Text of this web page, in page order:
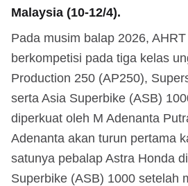
Malaysia (10-12/4).
Pada musim balap 2026,
berkompetisi pada tiga kelas
Production 250 (AP250),
serta Asia Superbike (ASB)
diperkuat oleh M Adenanta
Adenanta akan turun pertama
satunya pebalap Astra Honda
Superbike (ASB) 1000 setelah